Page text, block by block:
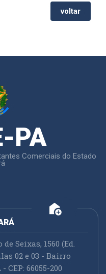
voltar
PA
Comerciais do Estado
add_home
Seixas, 1560 (Ed.
02 e 03 - Bairro
66055-200